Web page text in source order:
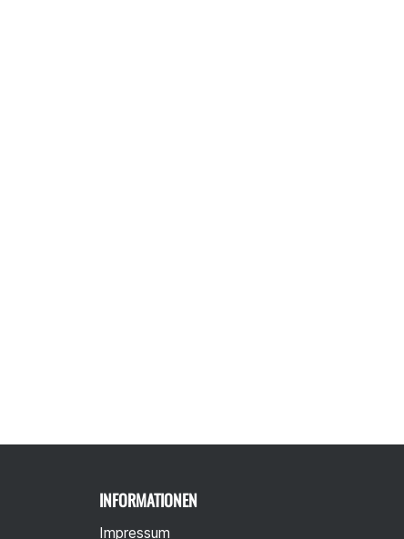
INFORMATIONEN
Impressum